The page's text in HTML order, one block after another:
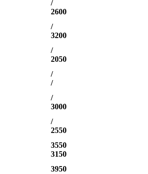
/
2600
/
3200
/
2050
/
/
/
3000
/
2550
3550
3150
3950